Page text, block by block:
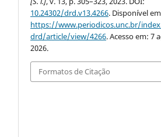
10.24302/drd.v13.4266. Disponível
https://www.periodicos.unc.br/
drd/article/view/4266. Acesso em: 7
2026.
Formatos de Citação